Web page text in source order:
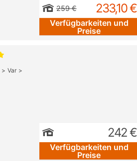
259 € 233,10 €
Verfügbarkeiten und
Preise
Var
242 €
Verfügbarkeiten und
Preise